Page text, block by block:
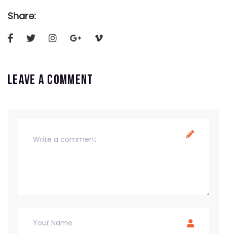
Share:
Leave a comment